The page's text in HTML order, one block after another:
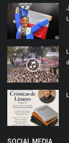
SOCIAL MEDIA